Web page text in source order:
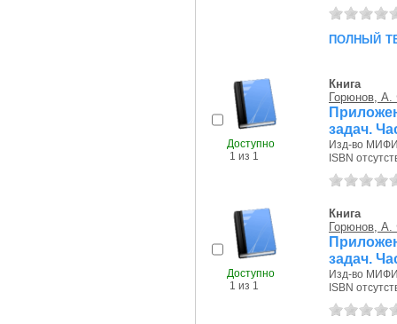
полный
Доступно
1 из 1
Книга
Горюнов,
задач.
Изд-во
ISBN
Доступно
1 из 1
Книга
Горюнов,
задач.
Изд-во
ISBN